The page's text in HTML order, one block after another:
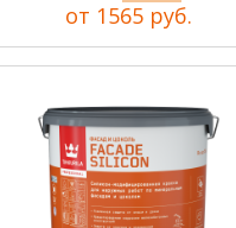
от 1565 руб.